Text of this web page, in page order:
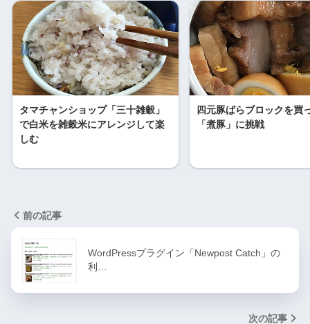
タマチャンショップ「三十雑穀」
で白米を雑穀米にアレンジして楽
しむ
四元豚ばらブロックを買
「煮豚」に挑戦
前の記事
WordPressプラグイン「Newpost Catch」の
利…
次の記事